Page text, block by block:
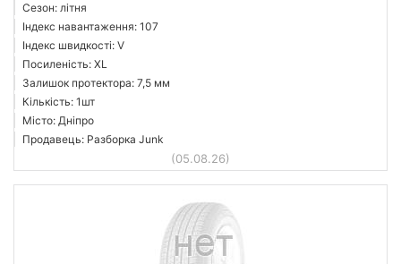
Сезон: літня
Індекс навантаження: 107
Індекс швидкості: V
Посиленість: XL
Залишок протектора: 7,5 мм
Кількість: 1шт
Місто: Дніпро
Продавець: Разборка Junk
(05.08.26)